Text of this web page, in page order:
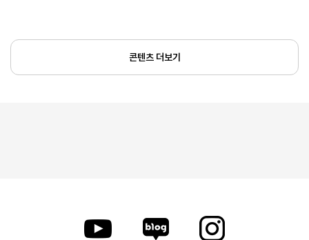
콘텐츠 더보기